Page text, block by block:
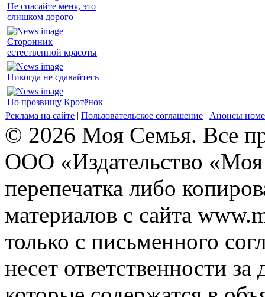
Не спасайте меня, это
слишком дорого
Сторонник
естественной красоты
Никогда не сдавайтесь
По прозвищу Кротёнок
Реклама на сайте | Пользовательское соглашение | Анонсы
© 2026 Моя Семья. Все
ООО «Издательство
перепечатка либо
материалов с сайта
только с письменного
несет ответственности